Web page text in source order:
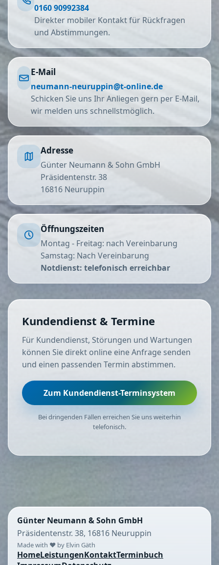
0160 90992384
Direkter mobiler Kontakt für Rückfragen
und Abstimmungen.
E-Mail
neumann-neuruppin@t-online.de
Schicken Sie uns Ihr Anliegen gern per E-Mail,
wir melden uns schnellstmöglich.
Adresse
Günter Neumann & Sohn GmbH
Präsidentenstr. 38
16816 Neuruppin
Öffnungszeiten
Montag - Freitag: nach Vereinbarung
Samstag: Nach Vereinbarung
Notdienst: telefonisch erreichbar
Kundendienst & Termine
Für Kundendienst, Störungen und Wartungen
können Sie direkt online eine Anfrage senden
und einen passenden Termin abstimmen.
Zum Kundendienst-Terminsystem
Bei dringenden Fällen erreichen Sie uns weiterhin
telefonisch.
Günter Neumann & Sohn GmbH
Präsidentenstr. 38, 16816 Neuruppin
Made with ❤️ by Elvin Gäth
HomeLeistungenKontaktTerminbuch